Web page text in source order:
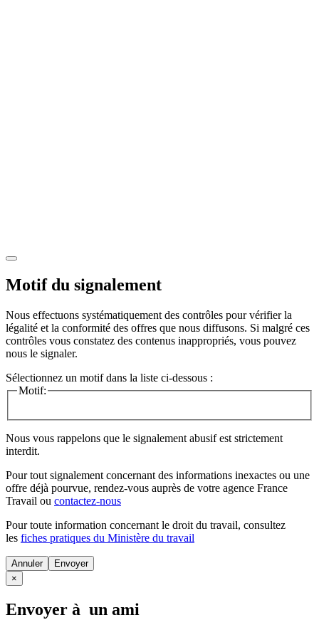
Motif du signalement
Nous effectuons systématiquement des contrôles pour vérifier la
légalité et la conformité des offres que nous diffusons. Si malgré ces
contrôles vous constatez des contenus inappropriés, vous pouvez
nous le signaler.
Sélectionnez un motif dans la liste ci-dessous :
Motif:
Nous vous rappelons que le signalement abusif est strictement
interdit.
Pour tout signalement concernant des informations inexactes ou une
offre déjà pourvue, rendez-vous auprès de votre agence France
Travail ou contactez-nous
Pour toute information concernant le droit du travail, consultez
les fiches pratiques du Ministère du travail
Annuler
×
Envoyer à un ami